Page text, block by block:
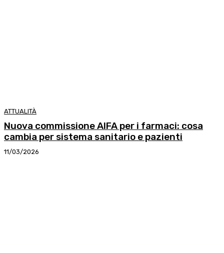
ATTUALITÀ
Nuova commissione AIFA per i farmaci: cosa
cambia per sistema sanitario e pazienti
11/03/2026